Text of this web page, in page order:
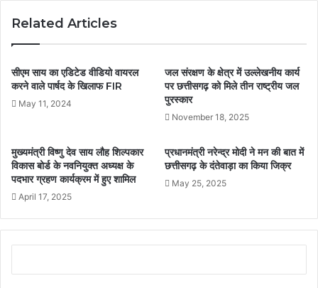
Related Articles
सीएम साय का एडिटेड वीडियो वायरल
करने वाले पार्षद के खिलाफ FIR
May 11, 2024
जल संरक्षण के क्षेत्र में उल्लेखनीय कार्य
पर छत्तीसगढ़ को मिले तीन राष्ट्रीय जल
पुरस्कार
November 18, 2025
मुख्यमंत्री विष्णु देव साय लौह शिल्पकार
विकास बोर्ड के नवनियुक्त अध्यक्ष के
पदभार ग्रहण कार्यक्रम में हुए शामिल
April 17, 2025
प्रधानमंत्री नरेन्द्र मोदी ने मन की बात में
छत्तीसगढ़ के दंतेवाड़ा का किया जिक्र
May 25, 2025